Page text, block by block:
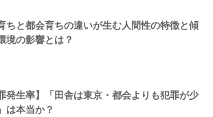
ちと都会育ちの違いが生む人間性の特徴と傾
境の影響とは？
発生率】「田舎は東京・都会よりも犯罪が少
は本当か？